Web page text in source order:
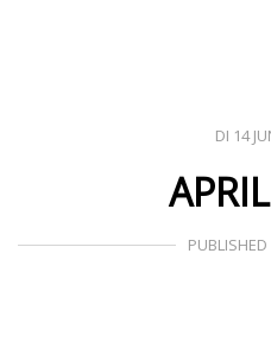
DI 14
PUBLISHED